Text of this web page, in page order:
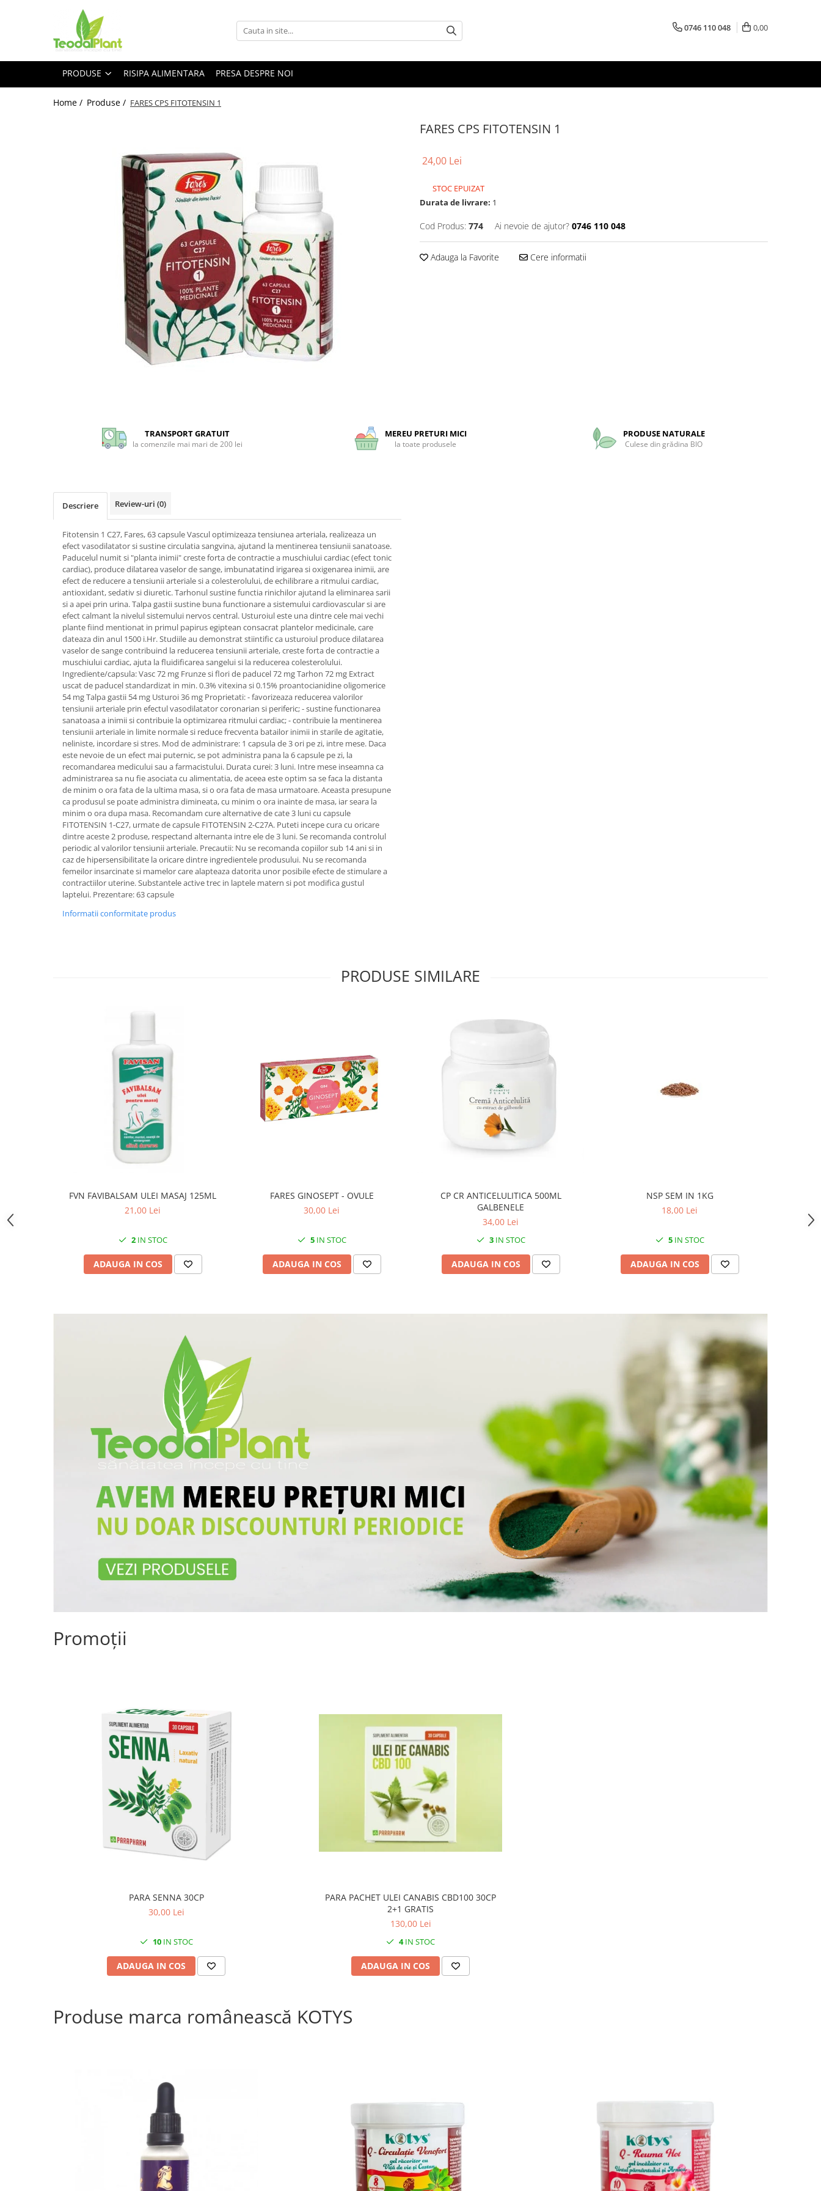
Produse
ANTIINFLAMATOARE
SUPLIMENTE TONICE
SUPLIMENTE CARDIO VASCULARE
SUPLIMENTE RĂCEALĂ- APARAT
SUPLIMENTE URO-GENITAL
SUPLIMENTE DETOXIFIERE
ANTIPARAZITARE
SUPLIMENTE STOMAC- DIGESTIE-
SUPLIMENTE IMUNITATE
COSMETICE FAȚĂ
CREME CORP-MASAJ-MAINI -
FOOD SEMINȚE- OLEAGINOASE
GEMODERIVATE
CREME AFECTIUNI PIELE
SUPOZITOARE
SUPERALIMENTE
0746 110 048 0,00
PRODUSE RISIPA ALIMENTARA PRESA DESPRE NOI
Home / Produse / FARES CPS FITOTENSIN 1
FARES CPS FITOTENSIN 1
Facebook
24,00 Lei
STOC EPUIZAT
Durata de livrare: 1
Cod Produs: 774 Ai nevoie de ajutor? 0746 110 048
Adauga la Favorite Cere informatii
TRANSPORT GRATUIT
la comenzile mai mari de 200 lei
MEREU PRETURI MICI
la toate produsele
PRODUSE NATURALE
Culese din grădina BIO
Descriere Review-uri (0)
Fitotensin 1 C27, Fares, 63 capsule Vascul optimizeaza tensiunea arteriala, realizeaza un
efect vasodilatator si sustine circulatia sangvina, ajutand la mentinerea tensiunii sanatoase.
Paducelul numit si "planta inimii" creste forta de contractie a muschiului cardiac (efect tonic
cardiac), produce dilatarea vaselor de sange, imbunatatind irigarea si oxigenarea inimii, are
efect de reducere a tensiunii arteriale si a colesterolului, de echilibrare a ritmului cardiac,
antioxidant, sedativ si diuretic. Tarhonul sustine functia rinichilor ajutand la eliminarea sarii
si a apei prin urina. Talpa gastii sustine buna functionare a sistemului cardiovascular si are
efect calmant la nivelul sistemului nervos central. Usturoiul este una dintre cele mai vechi
plante fiind mentionat in primul papirus egiptean consacrat plantelor medicinale, care
dateaza din anul 1500 i.Hr. Studiile au demonstrat stiintific ca usturoiul produce dilatarea
vaselor de sange contribuind la reducerea tensiunii arteriale, creste forta de contractie a
muschiului cardiac, ajuta la fluidificarea sangelui si la reducerea colesterolului.
Ingrediente/capsula: Vasc 72 mg Frunze si flori de paducel 72 mg Tarhon 72 mg Extract
uscat de paducel standardizat in min. 0.3% vitexina si 0.15% proantocianidine oligomerice
54 mg Talpa gastii 54 mg Usturoi 36 mg Proprietati: - favorizeaza reducerea valorilor
tensiunii arteriale prin efectul vasodilatator coronarian si periferic; - sustine functionarea
sanatoasa a inimii si contribuie la optimizarea ritmului cardiac; - contribuie la mentinerea
tensiunii arteriale in limite normale si reduce frecventa batailor inimii in starile de agitatie,
neliniste, incordare si stres. Mod de administrare: 1 capsula de 3 ori pe zi, intre mese. Daca
este nevoie de un efect mai puternic, se pot administra pana la 6 capsule pe zi, la
recomandarea medicului sau a farmacistului. Durata curei: 3 luni. Intre mese inseamna ca
administrarea sa nu fie asociata cu alimentatia, de aceea este optim sa se faca la distanta
de minim o ora fata de la ultima masa, si o ora fata de masa urmatoare. Aceasta presupune
ca produsul se poate administra dimineata, cu minim o ora inainte de masa, iar seara la
minim o ora dupa masa. Recomandam cure alternative de cate 3 luni cu capsule
FITOTENSIN 1-C27, urmate de capsule FITOTENSIN 2-C27A. Puteti incepe cura cu oricare
dintre aceste 2 produse, respectand alternanta intre ele de 3 luni. Se recomanda controlul
periodic al valorilor tensiunii arteriale. Precautii: Nu se recomanda copiilor sub 14 ani si in
caz de hipersensibilitate la oricare dintre ingredientele produsului. Nu se recomanda
femeilor insarcinate si mamelor care alapteaza datorita unor posibile efecte de stimulare a
contractiilor uterine. Substantele active trec in laptele matern si pot modifica gustul
laptelui. Prezentare: 63 capsule
Informatii conformitate produs
PRODUSE SIMILARE
FVN FAVIBALSAM ULEI MASAJ 125ML
21,00 Lei
2IN STOC
ADAUGA IN COS
FARES GINOSEPT - OVULE
30,00 Lei
5IN STOC
ADAUGA IN COS
CP CR ANTICELULITICA 500ML
GALBENELE
34,00 Lei
3IN STOC
ADAUGA IN COS
NSP SEM IN 1KG
18,00 Lei
5IN STOC
ADAUGA IN COS
Promoții
PARA SENNA 30CP
30,00 Lei
10IN STOC
ADAUGA IN COS
PARA PACHET ULEI CANABIS CBD100 30CP
2+1 GRATIS
130,00 Lei
4IN STOC
ADAUGA IN COS
Produse marca românească KOTYS